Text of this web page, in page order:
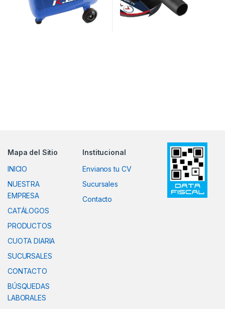
Mapa del Sitio
INICIO
NUESTRA
EMPRESA
CATÁLOGOS
PRODUCTOS
CUOTA DIARIA
SUCURSALES
CONTACTO
BÚSQUEDAS
LABORALES
Institucional
Envianos tu CV
Sucursales
Contacto